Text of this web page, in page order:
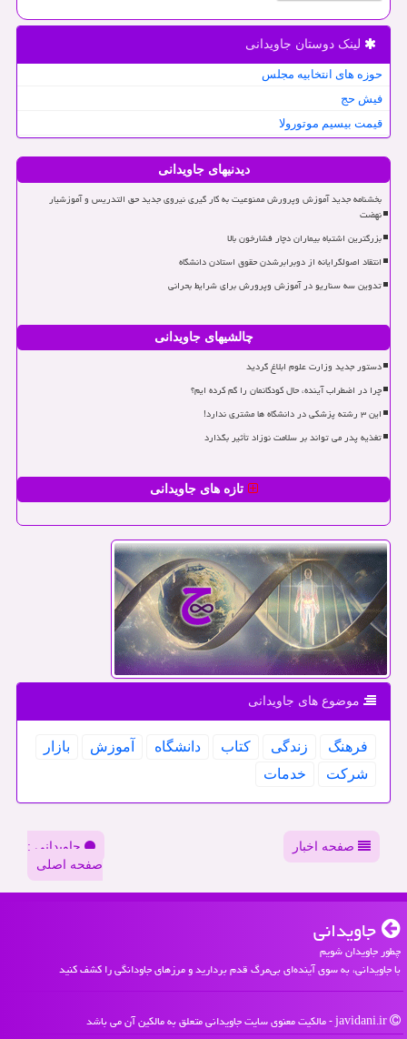
لینک دوستان جاویدانی
حوزه های انتخابیه مجلس
فیش حج
قیمت بیسیم موتورولا
دیدنیهای جاویدانی
بخشنامه جدید آموزش وپرورش ممنوعیت به کار گیری نیروی جدید حق التدریس و آموزشیار
نهضت
بزرگترین اشتباه بیماران دچار فشارخون بالا
انتقاد اصولگرایانه از دوبرابرشدن حقوق استادن دانشگاه
تدوین سه سناریو در آموزش وپرورش برای شرایط بحرانی
چالشیهای جاویدانی
دستور جدید وزارت علوم ابلاغ گردید
چرا در اضطراب آینده، حال کودکانمان را گم کرده ایم؟
این ۳ رشته پزشکی در دانشگاه ها مشتری ندارد!
تغذیه پدر می تواند بر سلامت نوزاد تأثیر بگذارد
تازه های جاویدانی
موضوع های جاویدانی
فرهنگ زندگی كتاب دانشگاه آموزش
بازار
شركت
خدمات
صفحه اخبار
جاویدانی :
صفحه اصلی
جاویدانی
چطور جاویدان شویم
با جاویدانی، به سوی آینده‌ای بی‌مرگ قدم بردارید و مرزهای جاودانگی را کشف کنید